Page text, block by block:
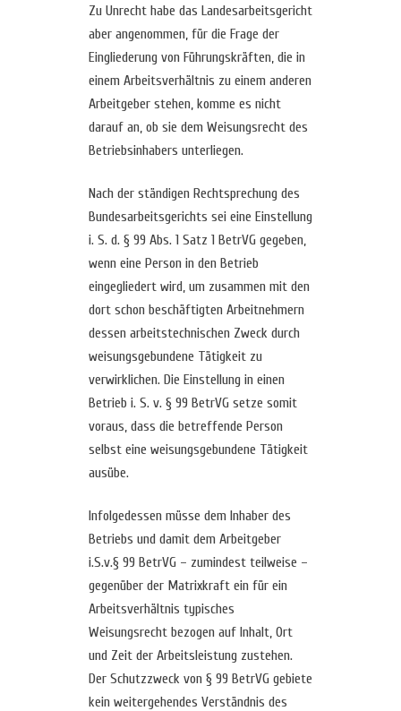
Zu Unrecht habe das Landesarbeitsgericht
aber angenommen, für die Frage der
Eingliederung von Führungskräften, die in
einem Arbeitsverhältnis zu einem anderen
Arbeitgeber stehen, komme es nicht
darauf an, ob sie dem Weisungsrecht des
Betriebsinhabers unterliegen.
Nach der ständigen Rechtsprechung des
Bundesarbeitsgerichts sei eine Einstellung
i. S. d. § 99 Abs. 1 Satz 1 BetrVG gegeben,
wenn eine Person in den Betrieb
eingegliedert wird, um zusammen mit den
dort schon beschäftigten Arbeitnehmern
dessen arbeitstechnischen Zweck durch
weisungsgebundene Tätigkeit zu
verwirklichen. Die Einstellung in einen
Betrieb i. S. v. § 99 BetrVG setze somit
voraus, dass die betreffende Person
selbst eine weisungsgebundene Tätigkeit
ausübe.
Infolgedessen müsse dem Inhaber des
Betriebs und damit dem Arbeitgeber
i.S.v.§ 99 BetrVG – zumindest teilweise –
gegenüber der Matrixkraft ein für ein
Arbeitsverhältnis typisches
Weisungsrecht bezogen auf Inhalt, Ort
und Zeit der Arbeitsleistung zustehen.
Der Schutzzweck von § 99 BetrVG gebiete
kein weitergehendes Verständnis des